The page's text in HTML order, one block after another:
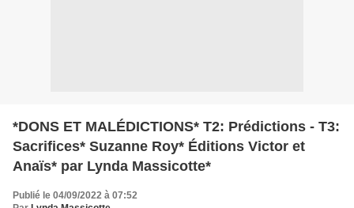
*DONS ET MALÉDICTIONS* T2: Prédictions - T3:
Sacrifices* Suzanne Roy* Éditions Victor et
Anaïs* par Lynda Massicotte*
Publié le 04/09/2022 à 07:52